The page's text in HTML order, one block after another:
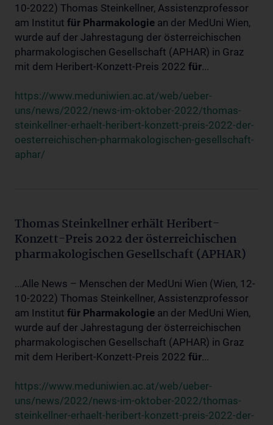
10-2022) Thomas Steinkellner, Assistenzprofessor
am Institut für Pharmakologie an der MedUni Wien,
wurde auf der Jahrestagung der österreichischen
pharmakologischen Gesellschaft (APHAR) in Graz
mit dem Heribert-Konzett-Preis 2022 für...
https://www.meduniwien.ac.at/web/ueber-
uns/news/2022/news-im-oktober-2022/thomas-
steinkellner-erhaelt-heribert-konzett-preis-2022-der-
oesterreichischen-pharmakologischen-gesellschaft-
aphar/
Thomas Steinkellner erhält Heribert-
Konzett-Preis 2022 der österreichischen
pharmakologischen Gesellschaft (APHAR)
...Alle News – Menschen der MedUni Wien (Wien, 12-
10-2022) Thomas Steinkellner, Assistenzprofessor
am Institut für Pharmakologie an der MedUni Wien,
wurde auf der Jahrestagung der österreichischen
pharmakologischen Gesellschaft (APHAR) in Graz
mit dem Heribert-Konzett-Preis 2022 für...
https://www.meduniwien.ac.at/web/ueber-
uns/news/2022/news-im-oktober-2022/thomas-
steinkellner-erhaelt-heribert-konzett-preis-2022-der-